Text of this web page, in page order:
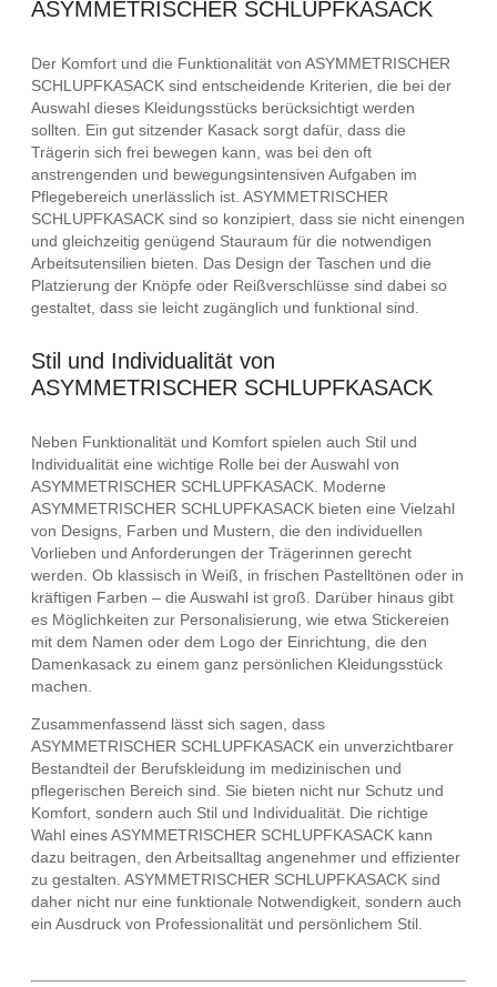
ASYMMETRISCHER SCHLUPFKASACK
Der Komfort und die Funktionalität von ASYMMETRISCHER
SCHLUPFKASACK sind entscheidende Kriterien, die bei der
Auswahl dieses Kleidungsstücks berücksichtigt werden
sollten. Ein gut sitzender Kasack sorgt dafür, dass die
Trägerin sich frei bewegen kann, was bei den oft
anstrengenden und bewegungsintensiven Aufgaben im
Pflegebereich unerlässlich ist. ASYMMETRISCHER
SCHLUPFKASACK sind so konzipiert, dass sie nicht einengen
und gleichzeitig genügend Stauraum für die notwendigen
Arbeitsutensilien bieten. Das Design der Taschen und die
Platzierung der Knöpfe oder Reißverschlüsse sind dabei so
gestaltet, dass sie leicht zugänglich und funktional sind.
Stil und Individualität von
ASYMMETRISCHER SCHLUPFKASACK
Neben Funktionalität und Komfort spielen auch Stil und
Individualität eine wichtige Rolle bei der Auswahl von
ASYMMETRISCHER SCHLUPFKASACK. Moderne
ASYMMETRISCHER SCHLUPFKASACK bieten eine Vielzahl
von Designs, Farben und Mustern, die den individuellen
Vorlieben und Anforderungen der Trägerinnen gerecht
werden. Ob klassisch in Weiß, in frischen Pastelltönen oder in
kräftigen Farben – die Auswahl ist groß. Darüber hinaus gibt
es Möglichkeiten zur Personalisierung, wie etwa Stickereien
mit dem Namen oder dem Logo der Einrichtung, die den
Damenkasack zu einem ganz persönlichen Kleidungsstück
machen.
Zusammenfassend lässt sich sagen, dass
ASYMMETRISCHER SCHLUPFKASACK ein unverzichtbarer
Bestandteil der Berufskleidung im medizinischen und
pflegerischen Bereich sind. Sie bieten nicht nur Schutz und
Komfort, sondern auch Stil und Individualität. Die richtige
Wahl eines ASYMMETRISCHER SCHLUPFKASACK kann
dazu beitragen, den Arbeitsalltag angenehmer und effizienter
zu gestalten. ASYMMETRISCHER SCHLUPFKASACK sind
daher nicht nur eine funktionale Notwendigkeit, sondern auch
ein Ausdruck von Professionalität und persönlichem Stil.